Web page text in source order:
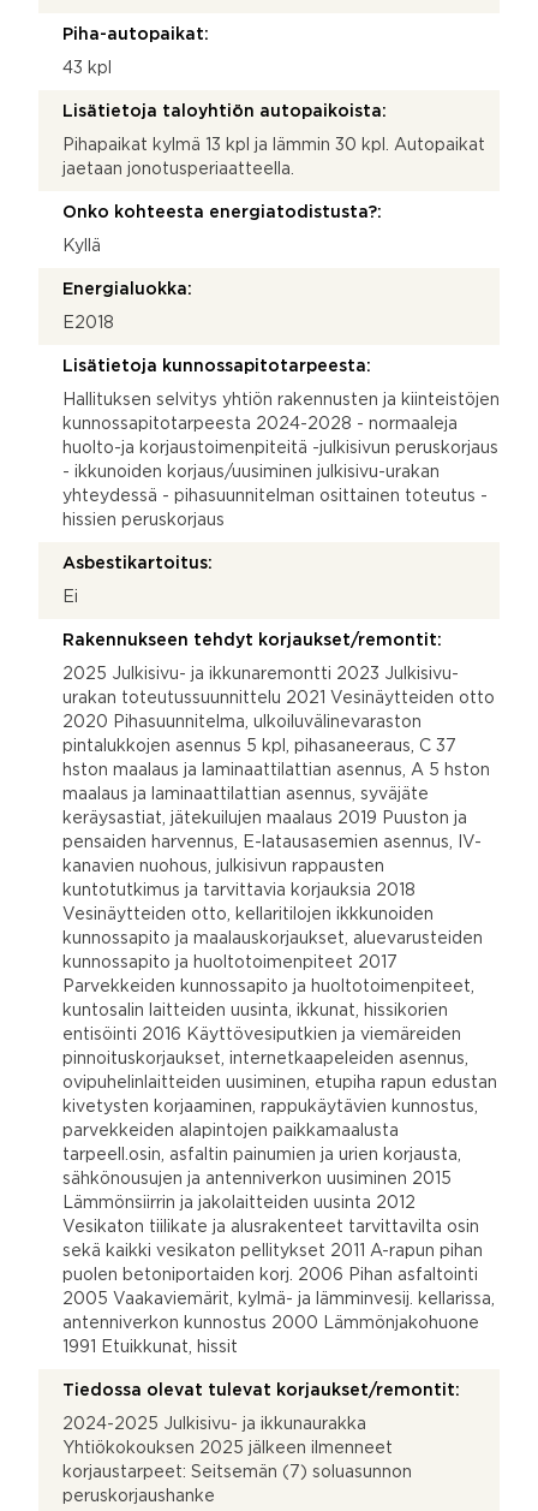
Piha-autopaikat:
43 kpl
Lisätietoja taloyhtiön autopaikoista:
Pihapaikat kylmä 13 kpl ja lämmin 30 kpl. Autopaikat
jaetaan jonotusperiaatteella.
Onko kohteesta energiatodistusta?:
Kyllä
Energialuokka:
E2018
Lisätietoja kunnossapitotarpeesta:
Hallituksen selvitys yhtiön rakennusten ja kiinteistöjen
kunnossapitotarpeesta 2024-2028 - normaaleja
huolto-ja korjaustoimenpiteitä -julkisivun peruskorjaus
- ikkunoiden korjaus/uusiminen julkisivu-urakan
yhteydessä - pihasuunnitelman osittainen toteutus -
hissien peruskorjaus
Asbestikartoitus:
Ei
Rakennukseen tehdyt korjaukset/remontit:
2025 Julkisivu- ja ikkunaremontti 2023 Julkisivu-
urakan toteutussuunnittelu 2021 Vesinäytteiden otto
2020 Pihasuunnitelma, ulkoiluvälinevaraston
pintalukkojen asennus 5 kpl, pihasaneeraus, C 37
hston maalaus ja laminaattilattian asennus, A 5 hston
maalaus ja laminaattilattian asennus, syväjäte
keräysastiat, jätekuilujen maalaus 2019 Puuston ja
pensaiden harvennus, E-latausasemien asennus, IV-
kanavien nuohous, julkisivun rappausten
kuntotutkimus ja tarvittavia korjauksia 2018
Vesinäytteiden otto, kellaritilojen ikkkunoiden
kunnossapito ja maalauskorjaukset, aluevarusteiden
kunnossapito ja huoltotoimenpiteet 2017
Parvekkeiden kunnossapito ja huoltotoimenpiteet,
kuntosalin laitteiden uusinta, ikkunat, hissikorien
entisöinti 2016 Käyttövesiputkien ja viemäreiden
pinnoituskorjaukset, internetkaapeleiden asennus,
ovipuhelinlaitteiden uusiminen, etupiha rapun edustan
kivetysten korjaaminen, rappukäytävien kunnostus,
parvekkeiden alapintojen paikkamaalusta
tarpeell.osin, asfaltin painumien ja urien korjausta,
sähkönousujen ja antenniverkon uusiminen 2015
Lämmönsiirrin ja jakolaitteiden uusinta 2012
Vesikaton tiilikate ja alusrakenteet tarvittavilta osin
sekä kaikki vesikaton pellitykset 2011 A-rapun pihan
puolen betoniportaiden korj. 2006 Pihan asfaltointi
2005 Vaakaviemärit, kylmä- ja lämminvesij. kellarissa,
antenniverkon kunnostus 2000 Lämmönjakohuone
1991 Etuikkunat, hissit
Tiedossa olevat tulevat korjaukset/remontit:
2024-2025 Julkisivu- ja ikkunaurakka
Yhtiökokouksen 2025 jälkeen ilmenneet
korjaustarpeet: Seitsemän (7) soluasunnon
peruskorjaushanke